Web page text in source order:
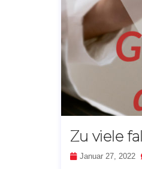
Zu viele
Januar 27, 2022